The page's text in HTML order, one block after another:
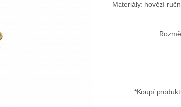
Materiály: hovězí
*Koupí